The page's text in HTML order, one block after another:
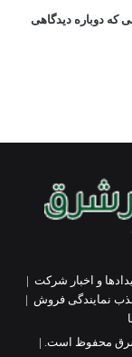
که دوباره دیدگاهی
و اخبار شرکت |
نمایندگی فروش |
محفوظ است. |